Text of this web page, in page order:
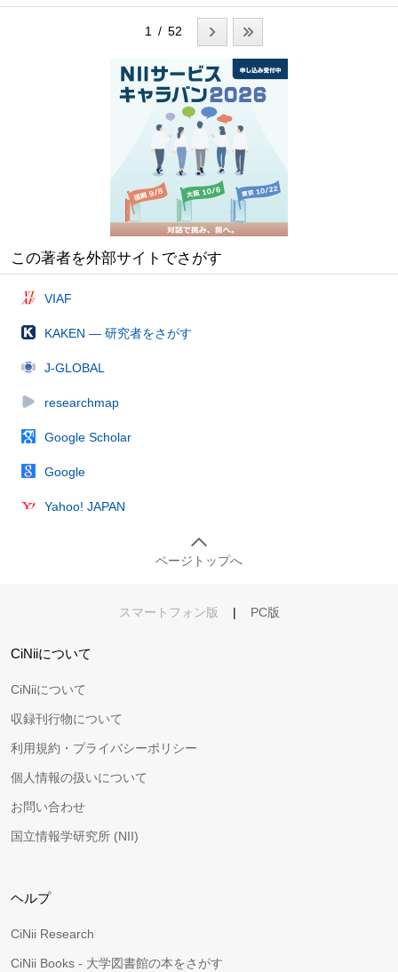
1 / 52
この著者を外部サイトでさがす
VIAF
KAKEN — 研究者をさがす
J-GLOBAL
researchmap
Google Scholar
Google
Yahoo! JAPAN
ページトップへ
スマートフォン版 | PC版
CiNiiについて
CiNiiについて
収録刊行物について
利用規約・プライバシーポリシー
個人情報の扱いについて
お問い合わせ
国立情報学研究所 (NII)
ヘルプ
CiNii Research
CiNii Books - 大学図書館の本をさがす